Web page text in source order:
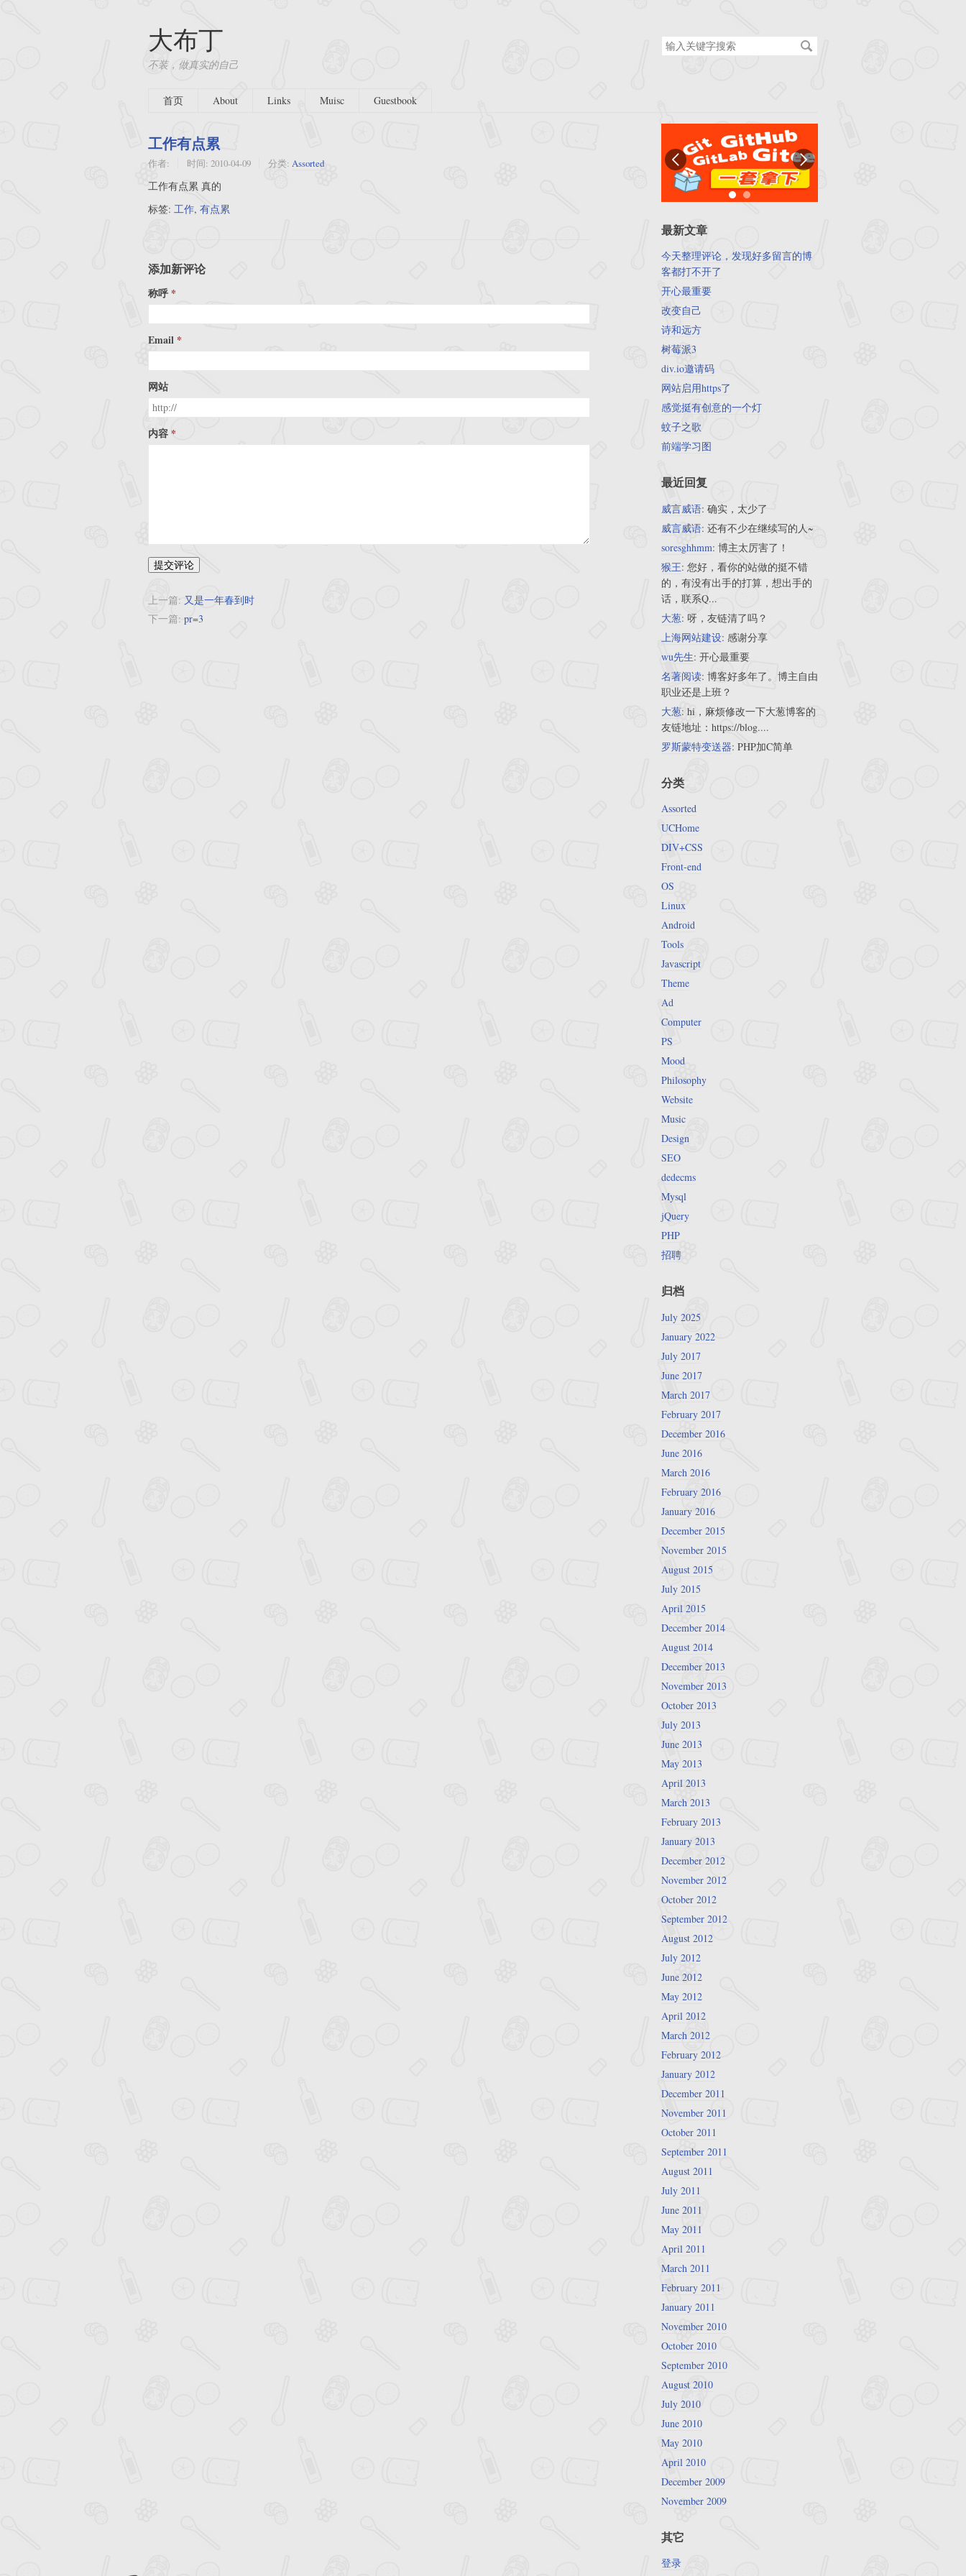
大布丁
不装，做真实的自己
搜
索
首页
About Links Muisc Guestbook
工作有点累
作者: 时间: 2010-04-09 分类: Assorted
工作有点累 真的
标签: 工作, 有点累
添加新评论
称呼
Email
网站
内容
提交评论
上一篇: 又是一年春到时
下一篇: pr=3
最新文章
今天整理评论，发现好多留言的博
客都打不开了
开心最重要
改变自己
诗和远方
树莓派3
div.io邀请码
网站启用https了
感觉挺有创意的一个灯
蚊子之歌
前端学习图
最近回复
威言威语: 确实，太少了
威言威语: 还有不少在继续写的人~
soresghhmm: 博主太厉害了！
猴王: 您好，看你的站做的挺不错
的，有没有出手的打算，想出手的
话，联系Q...
大葱: 呀，友链清了吗？
上海网站建设: 感谢分享
wu先生: 开心最重要
名著阅读: 博客好多年了。博主自由
职业还是上班？
大葱: hi，麻烦修改一下大葱博客的
友链地址：https://blog....
罗斯蒙特变送器: PHP加C简单
分类
Assorted
UCHome
DIV+CSS
Front-end
OS
Linux
Android
Tools
Javascript
Theme
Ad
Computer
PS
Mood
Philosophy
Website
Music
Design
SEO
dedecms
Mysql
jQuery
PHP
招聘
归档
July 2025
January 2022
July 2017
June 2017
March 2017
February 2017
December 2016
June 2016
March 2016
February 2016
January 2016
December 2015
November 2015
August 2015
July 2015
April 2015
December 2014
August 2014
December 2013
November 2013
October 2013
July 2013
June 2013
May 2013
April 2013
March 2013
February 2013
January 2013
December 2012
November 2012
October 2012
September 2012
August 2012
July 2012
June 2012
May 2012
April 2012
March 2012
February 2012
January 2012
December 2011
November 2011
October 2011
September 2011
August 2011
July 2011
June 2011
May 2011
April 2011
March 2011
February 2011
January 2011
November 2010
October 2010
September 2010
August 2010
July 2010
June 2010
May 2010
April 2010
December 2009
November 2009
其它
登录